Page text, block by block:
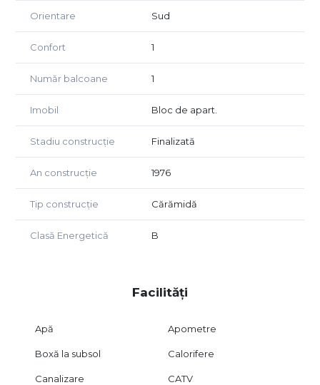
Liber și disponibil imediat
punct de vedere al costurilor
proprie
Detalii tranzacționare:
Modalități de plată: numerar sau credit bancar/ipotecar.
Onorariu agenție: 2% din valoarea tranzacției.
Contact pentru vizionare:
Ana Ilinca – Broker Imobiliar &amp; Realtor®
Website: https://ramia-imobiliare.ro
Sediu: Str. Olteț nr. 16, spațiu comercial nr. 18, Brașov
📋 Notă importantă: Proprietatea a fost vizionată de un
cele prezentate. Informațiile au fost obținute de la
prezentare este protejată și nu poate fi preluată fără
acordul scris al Ramia Imobiliare Invest.
Orientare Sud
Confort 1
Număr balcoane 1
Imobil Bloc de apart.
Stadiu construcție Finalizată
An construcție 1976
Tip construcție Cărămidă
Clasă Energetică B
Facilități
Apă Apometre
Boxă la subsol Calorifere
Canalizare CATV